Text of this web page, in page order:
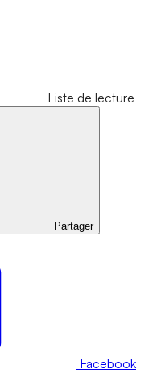
Liste de lecture
Partager
Facebook